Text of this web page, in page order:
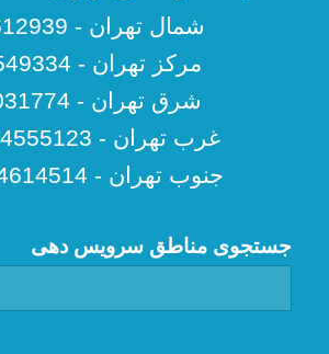
شمال تهران - 22612939
مرکز تهران - 88549334
شرق تهران - 77031774
غرب تهران - 09124555123
جنوب تهران - 09334614514
جستجوی مناطق سرویس دهی